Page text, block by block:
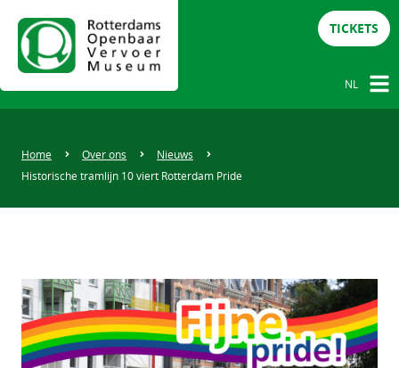
TICKETS
NL
Home Over ons
Nieuws
Historische tramlijn 10 viert Rotterdam Pride